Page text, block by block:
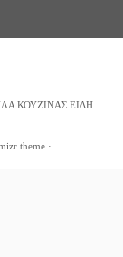
ΚΟΥΖΙΝΑΣ ΕΙΔΗ
theme ·